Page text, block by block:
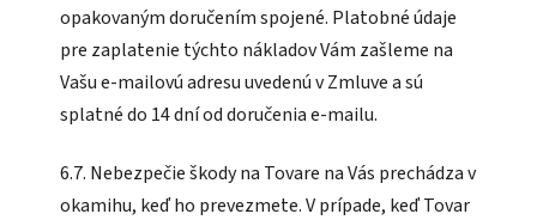
opakovaným doručením spojené. Platobné údaje
pre zaplatenie týchto nákladov Vám zašleme na
Vašu e-mailovú adresu uvedenú v Zmluve a sú
splatné do 14 dní od doručenia e-mailu.
6.7. Nebezpečie škody na Tovare na Vás prechádza v
okamihu, keď ho prevezmete. V prípade, keď Tovar